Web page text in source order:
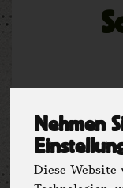
Nehmen
Diese Website